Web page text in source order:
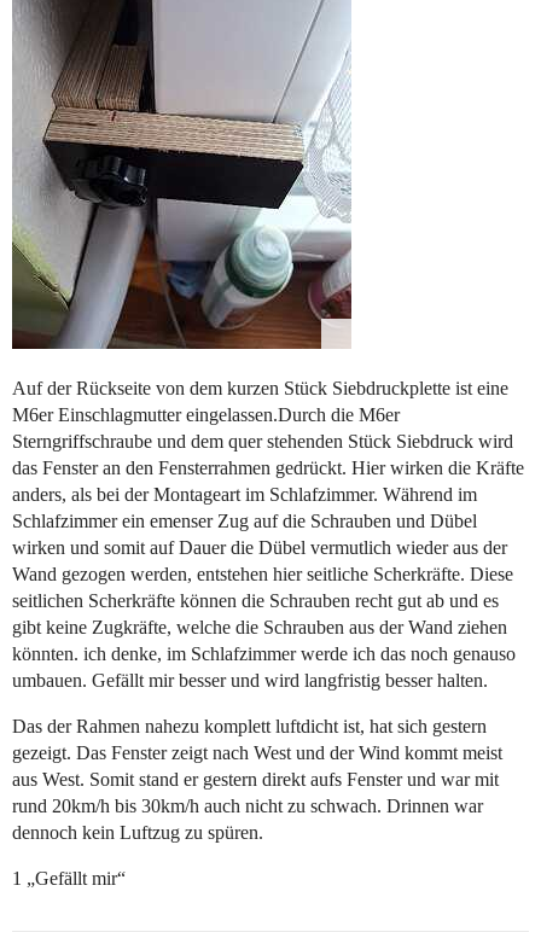
Auf der Rückseite von dem kurzen Stück Siebdruckplette ist eine
M6er Einschlagmutter eingelassen.Durch die M6er
Sterngriffschraube und dem quer stehenden Stück Siebdruck wird
das Fenster an den Fensterrahmen gedrückt. Hier wirken die Kräfte
anders, als bei der Montageart im Schlafzimmer. Während im
Schlafzimmer ein emenser Zug auf die Schrauben und Dübel
wirken und somit auf Dauer die Dübel vermutlich wieder aus der
Wand gezogen werden, entstehen hier seitliche Scherkräfte. Diese
seitlichen Scherkräfte können die Schrauben recht gut ab und es
gibt keine Zugkräfte, welche die Schrauben aus der Wand ziehen
könnten. ich denke, im Schlafzimmer werde ich das noch genauso
umbauen. Gefällt mir besser und wird langfristig besser halten.
Das der Rahmen nahezu komplett luftdicht ist, hat sich gestern
gezeigt. Das Fenster zeigt nach West und der Wind kommt meist
aus West. Somit stand er gestern direkt aufs Fenster und war mit
rund 20km/h bis 30km/h auch nicht zu schwach. Drinnen war
dennoch kein Luftzug zu spüren.
1 „Gefällt mir“